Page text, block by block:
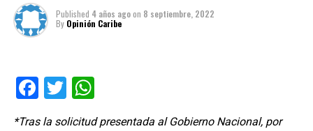
Published 4 años agoon 8 septiembre, 2022
By Opinión Caribe
Facebook
TwitterWhatsApp
*Tras la solicitud presentada al Gobierno Nacional, por